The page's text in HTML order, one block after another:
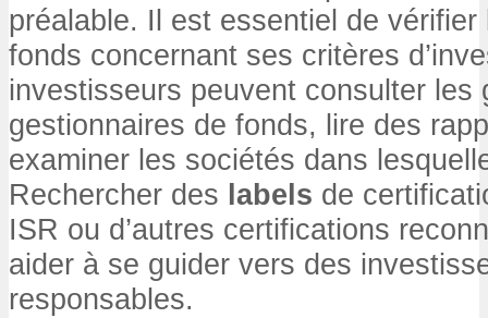
préalable. Il est essentiel de
fonds concernant ses critères
investisseurs peuvent consulter les
gestionnaires de fonds, lire des
examiner les sociétés dans
Rechercher des labels de
ISR ou d’autres certifications
aider à se guider vers des
responsables.